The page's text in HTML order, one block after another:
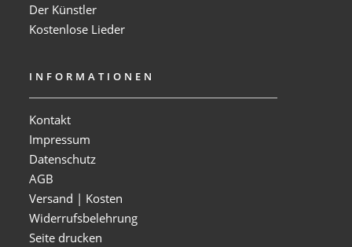
Der Künstler
Kostenlose Lieder
INFORMATIONEN
Kontakt
Impressum
Datenschutz
AGB
Versand | Kosten
Widerrufsbelehrung
Seite drucken